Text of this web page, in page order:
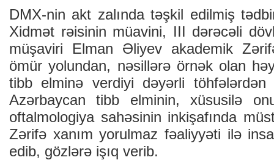
DMX-nin akt zalında təşkil edilmiş
Xidmət rəisinin müavini, III dərəcəli
müşaviri Elman Əliyev akademik
ömür yolundan, nəsillərə örnək olan
tibb elminə verdiyi dəyərli töhfələrdən
Azərbaycan tibb elminin, xüsusilə
oftalmologiya sahəsinin inkişafında
Zərifə xanım yorulmaz fəaliyyəti ilə
edib, gözlərə işıq verib.